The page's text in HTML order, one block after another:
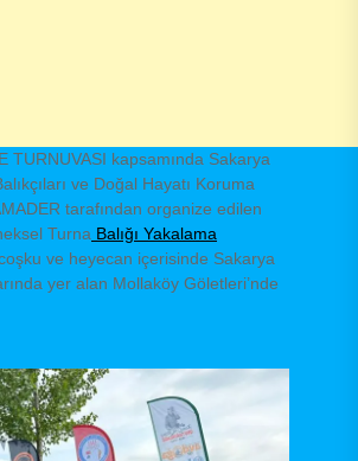
TURNUVASI kapsamında Sakarya
ve Doğal Hayatı Koruma
tarafından organize edilen
Turna Balığı Yakalama
ve heyecan içerisinde Sakarya
yer alan Mollaköy Göletleri’nde